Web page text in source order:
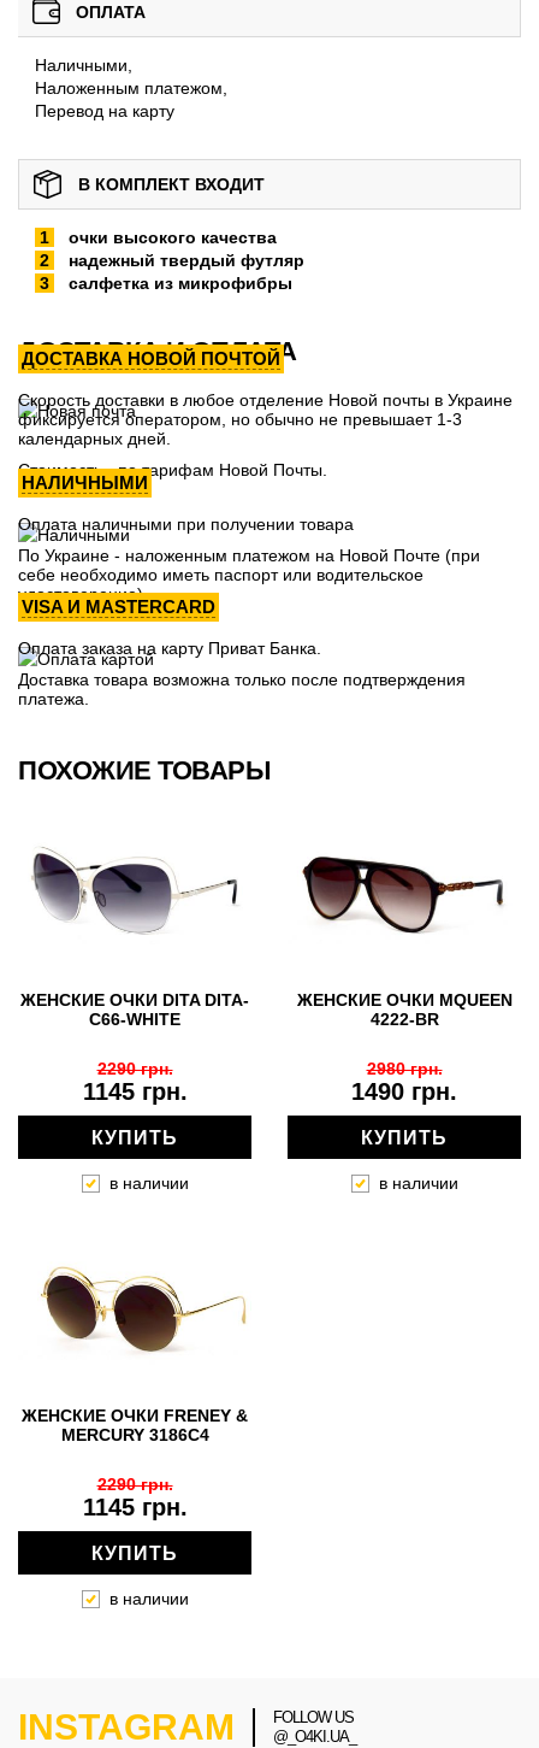
ОПЛАТА
Наличными,
Наложенным платежом,
Перевод на карту
В КОМПЛЕКТ ВХОДИТ
очки высокого качества
надежный твердый футляр
салфетка из микрофибры
ДОСТАВКА И ОПЛАТА
ДОСТАВКА НОВОЙ ПОЧТОЙ
Скорость доставки в любое отделение Новой почты в Украине
фиксируется оператором, но обычно не превышает 1-3
календарных дней.
Стоимость - по тарифам Новой Почты.
НАЛИЧНЫМИ
Оплата наличными при получении товара
По Украине - наложенным платежом на Новой Почте (при
себе необходимо иметь паспорт или водительское
удостоверение)
VISA И MASTERCARD
Оплата заказа на карту Приват Банка.
Доставка товара возможна только после подтверждения
платежа.
ПОХОЖИЕ ТОВАРЫ
ЖЕНСКИЕ ОЧКИ DITA DITA-
C66-WHITE
1145 грн.
2290 грн.
КУПИТЬ
в наличии
ЖЕНСКИЕ ОЧКИ MQUEEN
4222-BR
1490 грн.
2980 грн.
КУПИТЬ
в наличии
ЖЕНСКИЕ ОЧКИ FRENEY &
MERCURY 3186C4
1145 грн.
2290 грн.
КУПИТЬ
в наличии
INSTAGRAM
FOLLOW US
@_O4KI.UA_